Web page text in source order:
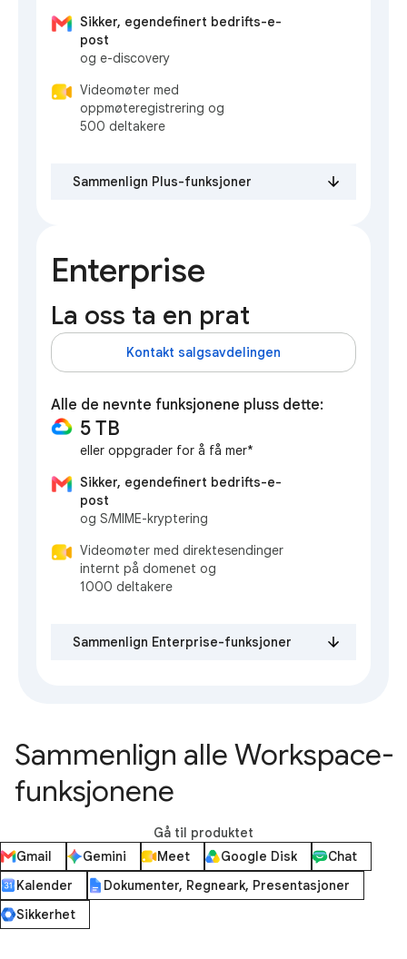
Sikker, egendefinert bedrifts-e-
post
og e-discovery
Videomøter med
oppmøteregistrering og
500 deltakere
Sammenlign Plus-funksjoner
Enterprise
La oss ta en prat
Kontakt salgsavdelingen
Alle de nevnte funksjonene pluss dette:
5 TB
eller oppgrader for å få mer*
Sikker, egendefinert bedrifts-e-
post
og S/MIME-kryptering
Videomøter med direktesendinger
internt på domenet og
1000 deltakere
Sammenlign Enterprise-funksjoner
Sammenlign alle Workspace-
funksjonene
Gå til produktet
Gmail
Gemini Meet Google Disk
Chat
Kalender
Dokumenter, Regneark, Presentasjoner
Sikkerhet